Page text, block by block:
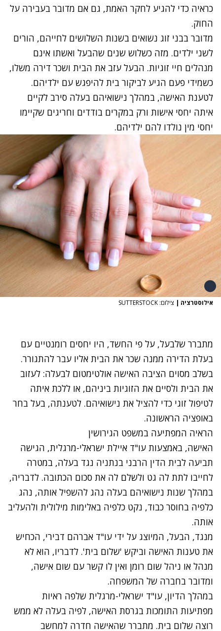
כראיה כדי להגיע לחקר האמת, גם אם מדובר בעבירה על
החוק.
מדובר בבני זוג נשואים בשנות השלושים לחייהם, הורים
לשני ילדים. מזה כשלוש שנים שהבעל ואשתו אינם
מנהלים חיי זוגיות. הבעל עזב את הבית ושכר דירה משלו,
כשמידי פעם הגיע לביקור בית להיפגש עם ילדיהם.
לטענת האישה, במהלך נישואיהם בעלה סירב לקיים
איתה יחסי אישות ורק במקרים בודדים וחריגים שקיימו
יחסי מין נולדו להם ילדיהם.
אילוסטרציה | צילום: SUTTERSTOCK
מתברר שלבעל, על פי החשד, היו יחסים רומנטיים עם
בעלת הדירה ממנה שכר את הבית אליו עבר להתגורר.
בשלב מסוים הציבה האישה אולטימטום לבעלה: לעזוב
את הבית ולסיים את הזוגיות ביניהם, או ללכת איתה
לטיפול זוגי כדי להציל את נישואיהם. לטענתה, בעל בחר
באופציה הראשונה.
הראיה המפתיעה במשפט הגירושין
האישה, באמצעות עו"ד איילת ישראלי-מרגלית, הגישה
תביעה לבית הדין הרבני בנתניה נגד בעלה, במטרה
לחייבו לתת לה גט ולשלם לה את סכום הכתובה. לדבריה,
במהלך שנות נישואיהם בעלה נהג להשפיל אותה, נהג
כלפיה בחוסר כבוד, נקט כלפיה באלימות מילולית ולהעליב
אותה.
מנגד, הבעל, המיוצג על ידי עו"ד אברהם דבירי, הכחיש
את טענות האישה וביקש 'שלום בית'. לדבריו, הוא לא
מנהל או ניהל שום רומן ואין לו קשר עם שום אישה,
ומדובר בחברה של המשפחה.
במהלך הדיון, עו"ד ישראלי-מרגלית שלפה ראיות
מפתיעות התומכות בגרסת האישה, לפיה בעלה לא ממש
רוצה שלום בית. מתברר שהאישה חדרה למחשב